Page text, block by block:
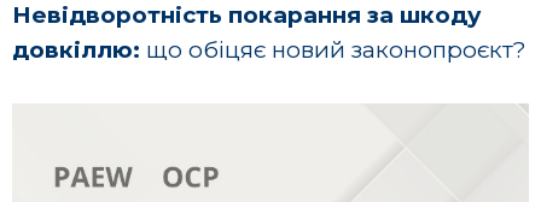
Невідворотність покарання за шкоду
довкіллю: що обіцяє новий законопроєкт?